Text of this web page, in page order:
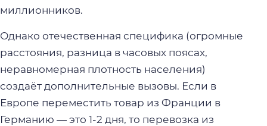
миллионников.
Однако отечественная специфика (огромные
расстояния, разница в часовых поясах,
неравномерная плотность населения)
создаёт дополнительные вызовы. Если в
Европе переместить товар из Франции в
Германию — это 1-2 дня, то перевозка из